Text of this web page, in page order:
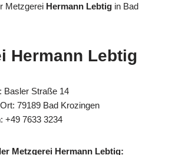
Metzgerei Hermann Lebtig in Bad
Hermann Lebtig
Basler Straße 14
79189 Bad Krozingen
+49 7633 3234
Metzgerei Hermann Lebtig: